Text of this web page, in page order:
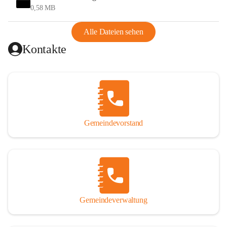
und Ungarn war. Dadurch war Wörterberg von Wörth
Aus diesem Grund war die Bevölkerung dazu gezwungen,
Schmuggel zu betreiben. Es kam oft zu nächtlichen
Überfällen und Schießereien. Erst mit dem Anschluss des
wirtschaftlich ging es bergauf. Dieser Aufschwung endete
1926. Es folgten Arbeitslosigkeit, Preissteigerung und
Unanbringlichkeit von Produkten. Daher wurde der
Anschluss an das Deutsche Reich begrüßt. Als der Zweite
Weltkrieg ausbrach, schwang die Stimmung um. Es starben
26 Männer an der Front, weitere 16 werden vermisst.
Von 1971 bis 1991 gehörte Wörterberg zur Gemeinde
Ollersdorf. Durch den Einsatz von mehreren Ortsansässigen
wurde Wörterberg 1991 wieder eine eigenständige
0,58 MB
Alle Dateien sehen
Kontakte
Gemeindevorstand
Gemeindeverwaltung